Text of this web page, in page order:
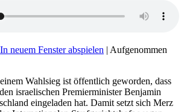
In neuem Fenster abspielen | Aufgenommen
Wahlsieg ist öffentlich geworden, dass
israelischen Premierminister Benjamin
eingeladen hat. Damit setzt sich Merz